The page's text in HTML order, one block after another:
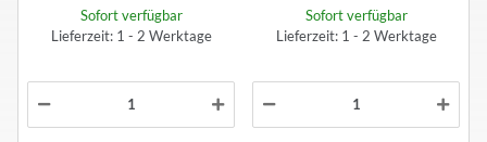
Sofort verfügbar
Lieferzeit: 1 - 2 Werktage
Sofort verfügbar
Lieferzeit: 1 - 2 Werktage